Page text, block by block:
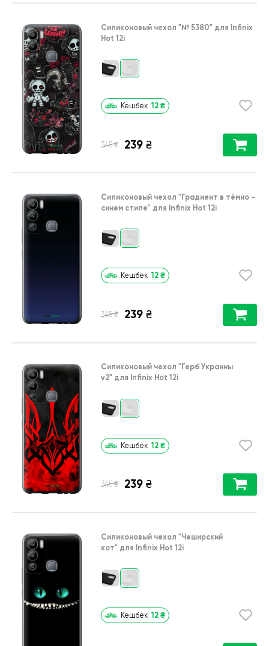
Силиконовый чехол "№ 5380" для Infinix
Hot 12i
Кешбек 12 ₴
345 ₴ 239 ₴
Силиконовый чехол "Градиент в тёмно -
синем стиле" для Infinix Hot 12i
Кешбек 12 ₴
345 ₴ 239 ₴
Силиконовый чехол "Герб Украины
v2" для Infinix Hot 12i
Кешбек 12 ₴
345 ₴ 239 ₴
Силиконовый чехол "Чеширский
кот" для Infinix Hot 12i
Кешбек 12 ₴